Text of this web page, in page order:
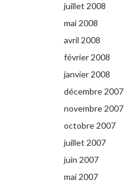
juillet 2008
mai 2008
avril 2008
février 2008
janvier 2008
décembre 2007
novembre 2007
octobre 2007
juillet 2007
juin 2007
mai 2007